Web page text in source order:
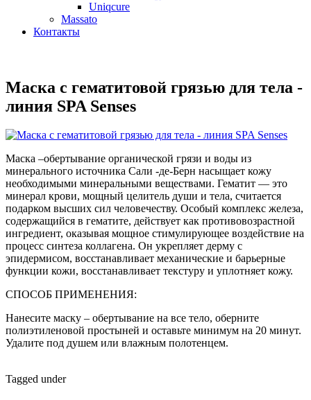
Uniqcure
Massato
Контакты
Маска с гематитовой грязью для тела -
линия SPA Senses
Маска –обертывание органической грязи и воды из
минерального источника Сали -де-Берн насыщает кожу
необходимыми минеральными веществами. Гематит — это
минерал крови, мощный целитель души и тела, считается
подарком высших сил человечеству. Особый комплекс железа,
содержащийся в гематите, действует как противовозрастной
ингредиент, оказывая мощное стимулирующее воздействие на
процесс синтеза коллагена. Он укрепляет дерму с
эпидермисом, восстанавливает механические и барьерные
функции кожи, восстанавливает текстуру и уплотняет кожу.
СПОСОБ ПРИМЕНЕНИЯ:
Нанесите маску – обертывание на все тело, оберните
полиэтиленовой простыней и оставьте минимум на 20 минут.
Удалите под душем или влажным полотенцем.
Tagged under